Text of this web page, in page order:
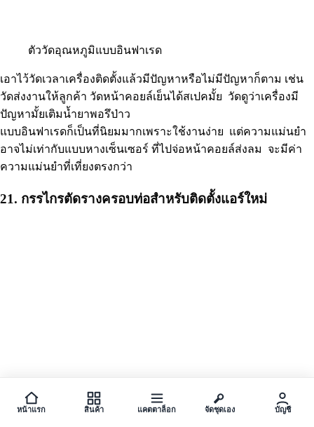
ตัววัดอุณหภูมิแบบอินฟาเรด
เอาไว้วัดเวลาเครื่องติดตั้งแล้วมีปัญหาหรือไม่มีปัญหาก็ตาม เช่น
วัดส่งงานให้ลูกค้า วัดหน้าคอยล์เย็นได้สเปคมั้ย วัดดูว่าเครื่องมี
ปัญหามั้ยเติมน้ำยาพอรึป่าว
แบบอินฟาเรดก็เป็นที่นิยมมากเพราะใช้งานง่าย แต่ความแม่นยำ
อาจไม่เท่ากับแบบหางเซ็นเซอร์ ที่ไปจ่อหน้าคอยล์ส่งลม จะมีค่า
ความแม่นยำที่เที่ยงตรงกว่า
21. กรรไกรตัดรางครอบท่อสำหรับติดตั้งแอร์ใหม่
หน้าแรก สินค้า แคตตาล็อก จัดชุดเอง บัญชี